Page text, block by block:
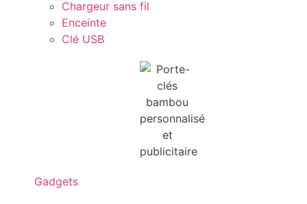
Chargeur sans fil
Enceinte
Clé USB
Gadgets